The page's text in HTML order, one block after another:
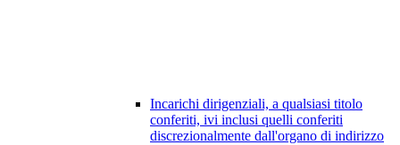
Incarichi dirigenziali, a qualsiasi titolo
conferiti, ivi inclusi quelli conferiti
discrezionalmente dall'organo di indirizzo